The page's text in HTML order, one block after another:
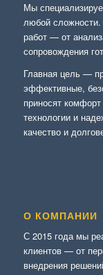
Мы
любой
работ — от
сопровождения
Главная цель —
эффективные,
приносят
технологии и
качество и
О КОМПАНИИ
С 2015 года мы
клиентов — от
внедрения